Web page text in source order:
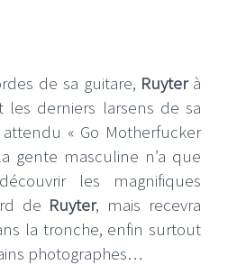
de sa guitare, Ruyterà
les derniers larsens de sa
« Go Motherfucker
gente masculine n’a que
les magnifiques
de Ruyter, mais recevra
la tronche, enfin surtout
photographes…